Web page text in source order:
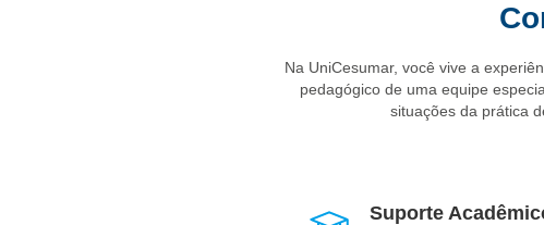
Na UniCesumar, você vive a
pedagógico de uma equipe
situações da prática
Suporte